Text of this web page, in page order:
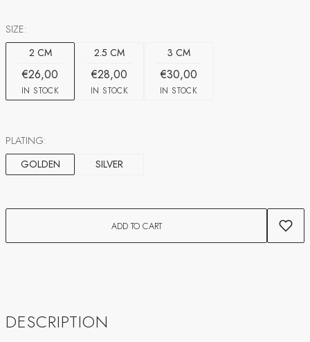
SIZE:
2 CM
€26,00
IN STOCK
2.5 CM
€28,00
IN STOCK
3 CM
€30,00
IN STOCK
PLATING:
GOLDEN
SILVER
ADD TO CART
DESCRIPTION